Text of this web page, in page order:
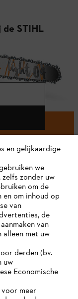
STIHL
en gelijkaardige
we
zonder uw
om de
om inhoud op
van
de
van
met uw
derden (bv.
uw
Economische
voor meer